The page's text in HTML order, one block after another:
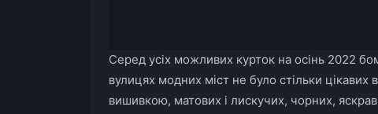
Серед усіх можливих курток на осінь 2022
вулицях модних міст не було стільки цікавих
вишивкою, матових і лискучих, чорних,